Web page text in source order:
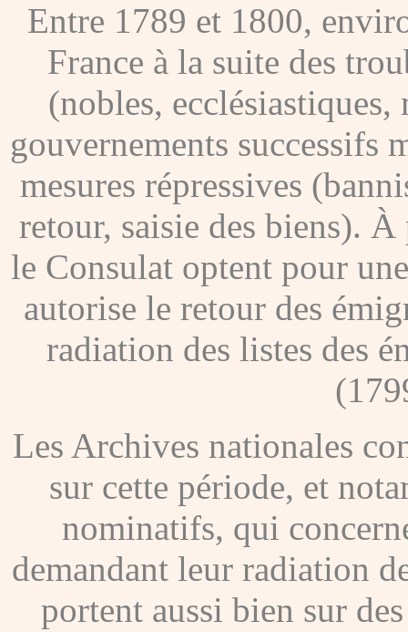
Entre 1789 et 1800,
France à la suite des
(nobles,
gouvernements successifs
mesures répressives
retour, saisie des biens).
le Consulat optent pour
autorise le retour des
radiation des listes des
Les Archives nationales
sur cette période, et
nominatifs, qui
demandant leur radiation
portent aussi bien sur